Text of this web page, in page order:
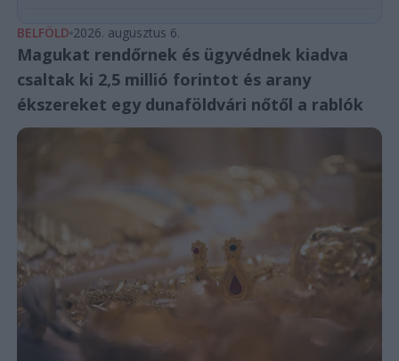
BELFÖLD 2026. augusztus 6.
Magukat rendőrnek és ügyvédnek kiadva
csaltak ki 2,5 millió forintot és arany
ékszereket egy dunaföldvári nőtől a rablók